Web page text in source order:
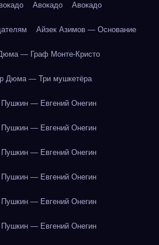
Авокадо Авокадо
Айзек Азимов — Основание
— Граф Монте-Кристо
Дюма — Три мушкетёра
— Евгений Онегин
— Евгений Онегин
— Евгений Онегин
— Евгений Онегин
— Евгений Онегин
— Евгений Онегин